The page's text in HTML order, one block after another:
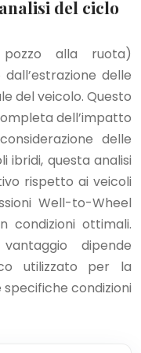
del ciclo
pozzo alla ruota)
delle
del veicolo. Questo
dell’impatto
delle
ibridi, questa analisi
rispetto ai veicoli
Well-to-Wheel
condizioni ottimali.
dipende
utilizzato per la
condizioni